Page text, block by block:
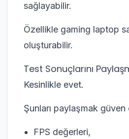
sağlayabilir.
Özellikle gaming laptop
oluşturabilir.
Test Sonuçlarını
Kesinlikle evet.
Şunları paylaşmak güven
FPS değerleri,